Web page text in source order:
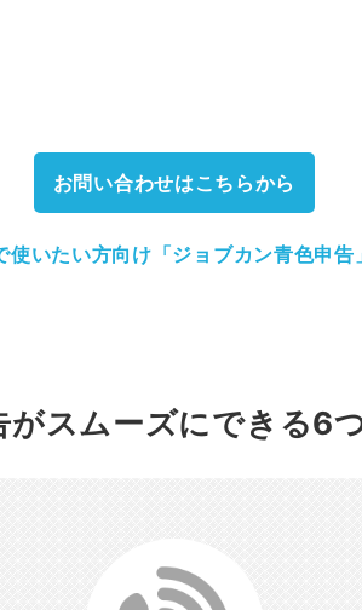
お問い合わせはこちらから
使いたい方向け「ジョブカン青色申告
がスムーズにできる6